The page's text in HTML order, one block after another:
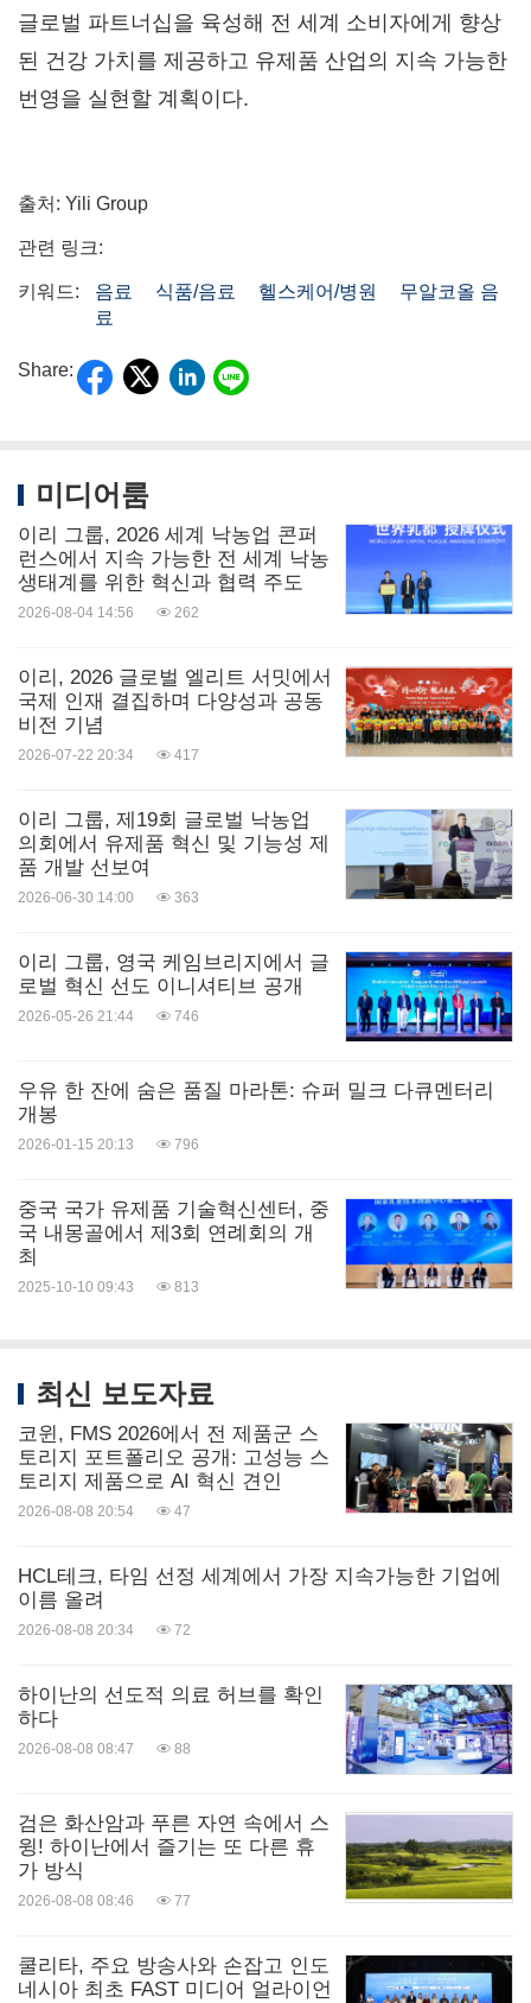
글로벌 파트너십을 육성해 전 세계 소비자에게 향상
된 건강 가치를 제공하고 유제품 산업의 지속 가능한
번영을 실현할 계획이다.
출처: Yili Group
관련 링크:
키워드: 음료 식품/음료 헬스케어/병원
무알코올 음
료
Share:
미디어룸
이리 그룹, 2026 세계 낙농업 콘퍼
런스에서 지속 가능한 전 세계 낙농
생태계를 위한 혁신과 협력 주도
2026-08-04 14:56 262
이리, 2026 글로벌 엘리트 서밋에서
국제 인재 결집하며 다양성과 공동
비전 기념
2026-07-22 20:34 417
이리 그룹, 제19회 글로벌 낙농업
의회에서 유제품 혁신 및 기능성 제
품 개발 선보여
2026-06-30 14:00 363
이리 그룹, 영국 케임브리지에서 글
로벌 혁신 선도 이니셔티브 공개
2026-05-26 21:44 746
우유 한 잔에 숨은 품질 마라톤: 슈퍼 밀크 다큐멘터리
개봉
2026-01-15 20:13 796
중국 국가 유제품 기술혁신센터, 중
국 내몽골에서 제3회 연례회의 개
최
2025-10-10 09:43 813
최신 보도자료
코윈, FMS 2026에서 전 제품군 스
토리지 포트폴리오 공개: 고성능 스
토리지 제품으로 AI 혁신 견인
2026-08-08 20:54 47
HCL테크, 타임 선정 세계에서 가장 지속가능한 기업에
이름 올려
2026-08-08 20:34 72
하이난의 선도적 의료 허브를 확인
하다
2026-08-08 08:47 88
검은 화산암과 푸른 자연 속에서 스
윙! 하이난에서 즐기는 또 다른 휴
가 방식
2026-08-08 08:46 77
쿨리타, 주요 방송사와 손잡고 인도
네시아 최초 FAST 미디어 얼라이언